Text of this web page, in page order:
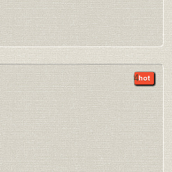
35
9
9
5
4